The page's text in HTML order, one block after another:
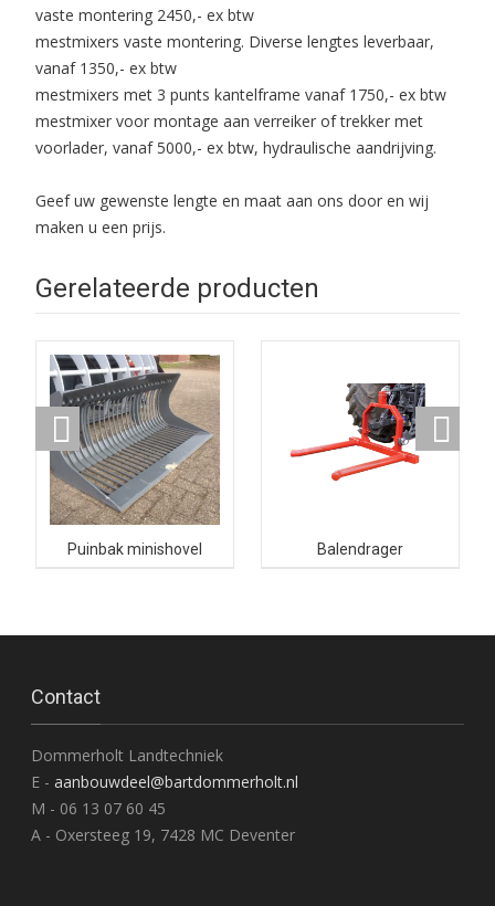
vaste montering 2450,- ex btw
mestmixers vaste montering. Diverse lengtes leverbaar,
vanaf 1350,- ex btw
mestmixers met 3 punts kantelframe vanaf 1750,- ex btw
mestmixer voor montage aan verreiker of trekker met
voorlader, vanaf 5000,- ex btw, hydraulische aandrijving.
Geef uw gewenste lengte en maat aan ons door en wij
maken u een prijs.
Gerelateerde producten
Puinbak minishovel Balendrager
Contact
Dommerholt Landtechniek
E - aanbouwdeel@bartdommerholt.nl
M - 06 13 07 60 45
A - Oxersteeg 19, 7428 MC Deventer